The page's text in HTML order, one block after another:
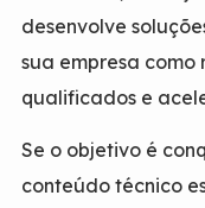
desenvolve
sua empresa
qualificados e
Se o objetivo é
conteúdo técnico